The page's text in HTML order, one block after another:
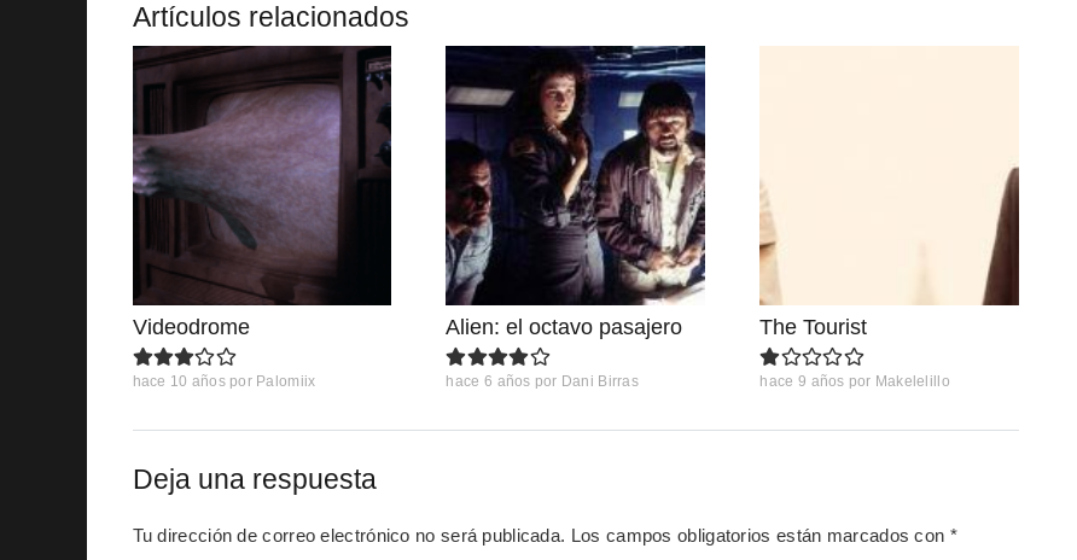
Artículos relacionados
Videodrome
hace 10 años por Palomiix
Alien: el octavo pasajero
hace 6 años por Dani Birras
The Tourist
hace 9 años por Makelelillo
Deja una respuesta
Tu dirección de correo electrónico no será publicada. Los campos obligatorios están marcados con *